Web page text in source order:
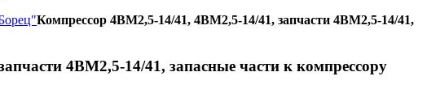
Компрессор 4ВМ2,5-14/41, 4ВМ2,5-14/41, запчасти 4ВМ2,5-14/41,
4ВМ2,5-14/41, запасные части к компрессору